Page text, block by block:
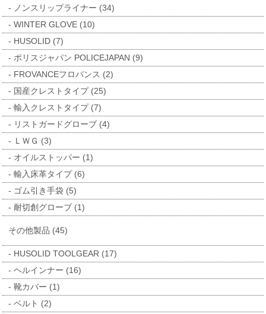
ノンスリップライナー (34)
WINTER GLOVE (10)
HUSOLID (7)
ポリスジャパン POLICEJAPAN (9)
FROVANCEフロバンス (2)
国産クレストタイプ (25)
輸入クレストタイプ (7)
リストガードグローブ (4)
ＬＷＧ (3)
オイルストッパー (1)
輸入床革タイプ (6)
ゴム引き手袋 (5)
耐切創グローブ (1)
その他製品 (45)
HUSOLID TOOLGEAR (17)
ヘルインナー (16)
靴カバー (1)
ベルト (2)